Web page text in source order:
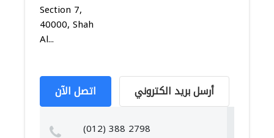
Section 7,
40000, Shah
Al...
اتصل الآن أرسل بريد الكتروني
(012) 388 2798